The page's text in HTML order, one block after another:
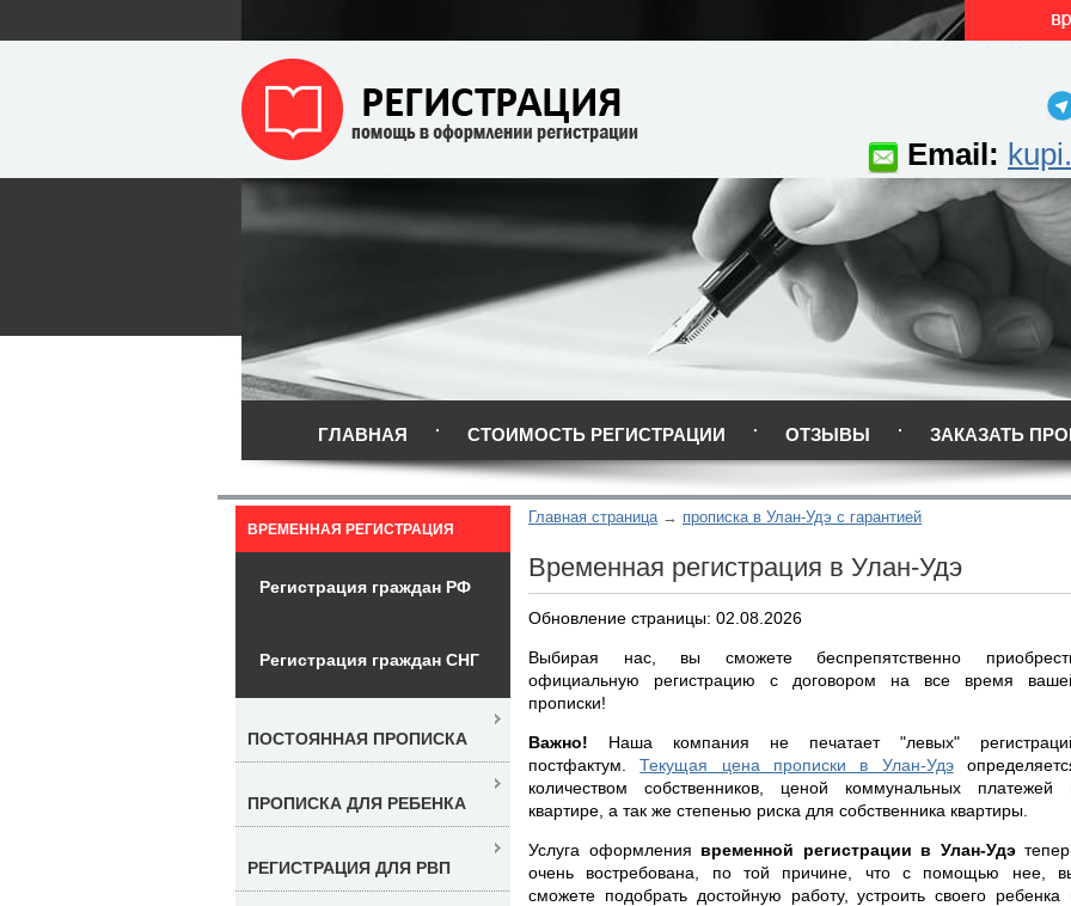
Email:
ГЛАВНАЯ СТОИМОСТЬ РЕГИСТРАЦИИ ОТЗЫВЫ ЗАКАЗАТЬ
Главная страница прописка в Улан-Удэ с гарантией
Временная регистрация в Улан-Удэ
Обновление страницы: 02.08.2026
Выбирая нас, вы сможете беспрепятственно
официальную регистрацию с договором на все время
прописки!
Важно! Наша компания не печатает "левых"
постфактум.Текущая цена прописки в Улан-Удэ
количеством собственников, ценой коммунальных платежей
квартире, а так же степенью риска для собственника квартиры.
Услуга оформления временной регистрации в Улан-Удэ
очень востребована, по той причине, что с помощью нее,
сможете подобрать достойную работу, устроить своего ребенка
ВРЕМЕННАЯ РЕГИСТРАЦИЯ
Регистрация граждан РФ
Регистрация граждан СНГ
ПОСТОЯННАЯ ПРОПИСКА
ПРОПИСКА ДЛЯ РЕБЕНКА
РЕГИСТРАЦИЯ ДЛЯ РВП